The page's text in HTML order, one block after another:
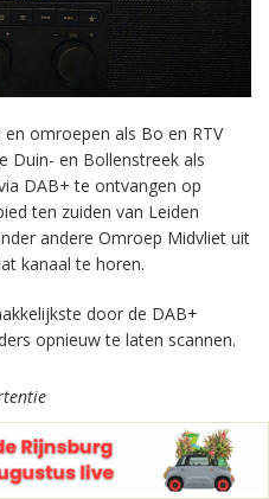
omroepen als Bo en RTV
Duin- en Bollenstreek als
DAB+ te ontvangen op
ten zuiden van Leiden
andere Omroep Midvliet uit
kanaal te horen.
door de DAB+
opnieuw te laten scannen.